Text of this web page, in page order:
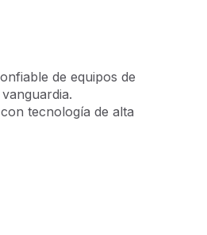
de equipos de
tecnología de alta